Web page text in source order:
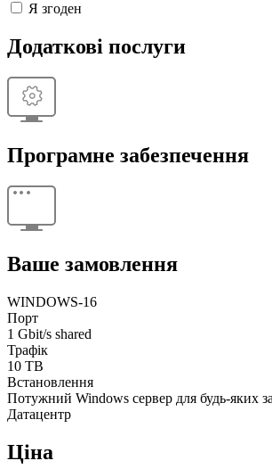
Я згоден
Додаткові послуги
Програмне забезпечення
Ваше замовлення
WINDOWS-16
Порт
1 Gbit/s shared
Трафік
10 TB
Встановлення
Потужний Windows сервер для будь-яких
Датацентр
Ціна